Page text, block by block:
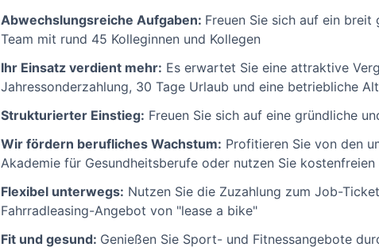
Abwechslungsreiche Aufgaben: Freuen Sie sich auf ein
Team mit rund 45 Kolleginnen und Kollegen
Ihr Einsatz verdient mehr: Es erwartet Sie eine attraktive
Jahressonderzahlung, 30 Tage Urlaub und eine betriebliche
Strukturierter Einstieg: Freuen Sie sich auf eine gründliche
Wir fördern berufliches Wachstum: Profitieren Sie von den
Akademie für Gesundheitsberufe oder nutzen Sie
Flexibel unterwegs: Nutzen Sie die Zuzahlung zum Job-
Fahrradleasing-Angebot von "lease a bike"
Fit und gesund: Genießen Sie Sport- und Fitnessangebote